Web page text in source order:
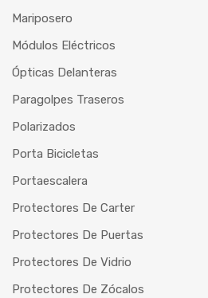
Mariposero
Módulos Eléctricos
Ópticas Delanteras
Paragolpes Traseros
Polarizados
Porta Bicicletas
Portaescalera
Protectores De Carter
Protectores De Puertas
Protectores De Vidrio
Protectores De Zócalos